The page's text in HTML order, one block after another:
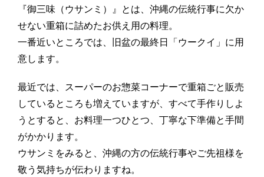
『御三味（ウサンミ）』とは、沖縄の伝統行事に欠か
せない重箱に詰めたお供え用の料理。
一番近いところでは、旧盆の最終日「ウークイ」に用
意します。
最近では、スーパーのお惣菜コーナーで重箱ごと販売
しているところも増えていますが、すべて手作りしよ
うとすると、お料理一つひとつ、丁寧な下準備と手間
がかかります。
ウサンミをみると、沖縄の方の伝統行事やご先祖様を
敬う気持ちが伝わりますね。